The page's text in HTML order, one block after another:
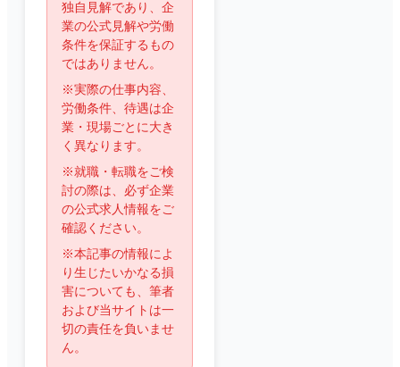
独自見解であり、企
業の公式見解や労働
条件を保証するもの
ではありません。
※実際の仕事内容、
労働条件、待遇は企
業・現場ごとに大き
く異なります。
※就職・転職をご検
討の際は、必ず企業
の公式求人情報をご
確認ください。
※本記事の情報によ
り生じたいかなる損
害についても、筆者
および当サイトは一
切の責任を負いませ
ん。